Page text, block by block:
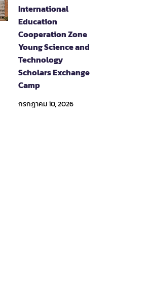
International
Education
Cooperation Zone
Young Science and
Technology
Scholars Exchange
Camp
กรกฎาคม 10, 2026